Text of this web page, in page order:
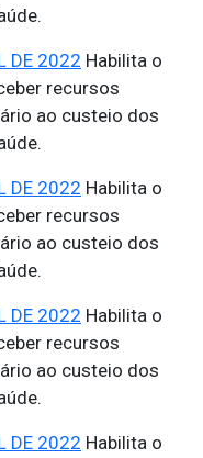
DE 2022 Habilita o
recursos
ao custeio dos
DE 2022 Habilita o
recursos
ao custeio dos
DE 2022 Habilita o
recursos
ao custeio dos
DE 2022 Habilita o